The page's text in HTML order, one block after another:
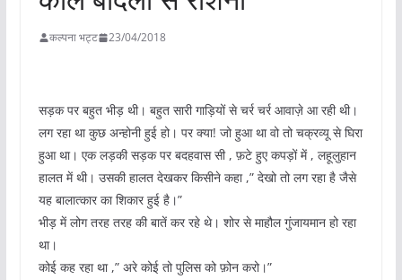
कल्पना भट्ट 23/04/2018
सड़क पर बहुत भीड़ थी। बहुत सारी गाड़ियों से चर्र चर्र आवाज़े आ रही थी।
लग रहा था कुछ अन्होनी हुई हो। पर क्या! जो हुआ था वो तो चक्रव्यू से घिरा
हुआ था। एक लड़की सड़क पर बदहवास सी , फ़टे हुए कपड़ों में , लहूलुहान
हालत में थी। उसकी हालत देखकर किसीने कहा ,” देखो तो लग रहा है जैसे
यह बालात्कार का शिकार हुई है।”
भीड़ में लोग तरह तरह की बातें कर रहे थे। शोर से माहौल गुंजायमान हो रहा
था।
कोई कह रहा था ,” अरे कोई तो पुलिस को फ़ोन करो।”